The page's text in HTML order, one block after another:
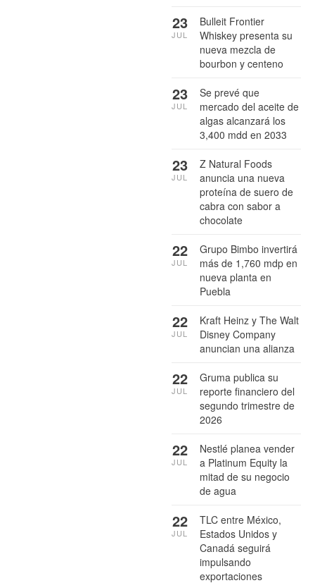
Bulleit Frontier
Whiskey presenta su
nueva mezcla de
bourbon y centeno
23
JUL
Se prevé que
mercado del aceite de
algas alcanzará los
3,400 mdd en 2033
23
JUL
Z Natural Foods
anuncia una nueva
proteína de suero de
cabra con sabor a
chocolate
23
JUL
Grupo Bimbo invertirá
más de 1,760 mdp en
nueva planta en
Puebla
22
JUL
Kraft Heinz y The Walt
Disney Company
anuncian una alianza
22
JUL
Gruma publica su
reporte financiero del
segundo trimestre de
2026
22
JUL
Nestlé planea vender
a Platinum Equity la
mitad de su negocio
de agua
22
JUL
TLC entre México,
Estados Unidos y
Canadá seguirá
impulsando
exportaciones
22
JUL